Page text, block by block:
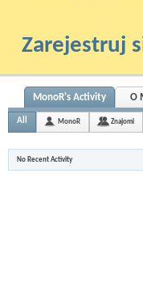
Zarejestruj
MonoR's Activity O
All MonoR Znajomi
No Recent Activity